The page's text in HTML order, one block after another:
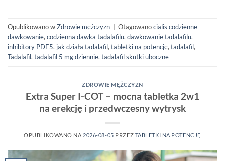
Opublikowano wZdrowie mężczyzn Otagowanocialis codzienne
dawkowanie,codzienna dawka tadalafilu,dawkowanie tadalafilu,
inhibitory PDE5, jak działa tadalafil,tabletki na potencję,tadalafil,
Tadalafil,tadalafil 5 mg dziennie,tadalafil skutki uboczne
ZDROWIE MĘŻCZYZN
Extra Super I-COT – mocna tabletka 2w1
na erekcję i przedwczesny wytrysk
OPUBLIKOWANO NA 2026-08-05 PRZEZ TABLETKI NA POTENCJĘ